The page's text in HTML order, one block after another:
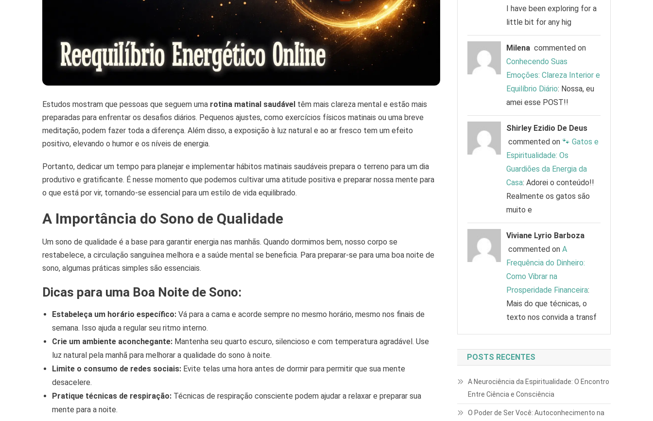
Estudos mostram que pessoas que seguem uma rotina matinal saudável têm mais clareza mental e estão mais
preparadas para enfrentar os desafios diários. Pequenos ajustes, como exercícios físicos matinais ou uma breve
meditação, podem fazer toda a diferença. Além disso, a exposição à luz natural e ao ar fresco tem um efeito
positivo, elevando o humor e os níveis de energia.
Portanto, dedicar um tempo para planejar e implementar hábitos matinais saudáveis prepara o terreno para um dia
produtivo e gratificante. É nesse momento que podemos cultivar uma atitude positiva e preparar nossa mente para
o que está por vir, tornando-se essencial para um estilo de vida equilibrado.
A Importância do Sono de Qualidade
Um sono de qualidade é a base para garantir energia nas manhãs. Quando dormimos bem, nosso corpo se
restabelece, a circulação sanguínea melhora e a saúde mental se beneficia. Para preparar-se para uma boa noite de
sono, algumas práticas simples são essenciais.
Dicas para uma Boa Noite de Sono:
Estabeleça um horário específico: Vá para a cama e acorde sempre no mesmo horário, mesmo nos finais de
semana. Isso ajuda a regular seu ritmo interno.
Crie um ambiente aconchegante: Mantenha seu quarto escuro, silencioso e com temperatura agradável. Use
luz natural pela manhã para melhorar a qualidade do sono à noite.
Limite o consumo de redes sociais: Evite telas uma hora antes de dormir para permitir que sua mente
desacelere.
Pratique técnicas de respiração: Técnicas de respiração consciente podem ajudar a relaxar e preparar sua
mente para a noite.
I have been exploring for a
little bit for any hig
Milenacommented on
Conhecendo Suas
Emoções: Clareza Interior e
Equilíbrio Diário: Nossa, eu
amei esse POST!!
Shirley Ezidio De Deus
commented on 🐾 Gatos e
Espiritualidade: Os
Guardiões da Energia da
Casa: Adorei o conteúdo!!
Realmente os gatos são
muito e
Viviane Lyrio Barboza
commented on A
Frequência do Dinheiro:
Como Vibrar na
Prosperidade Financeira:
Mais do que técnicas, o
texto nos convida a transf
POSTS RECENTES
A Neurociência da Espiritualidade: O Encontro
Entre Ciência e Consciência
O Poder de Ser Você: Autoconhecimento na